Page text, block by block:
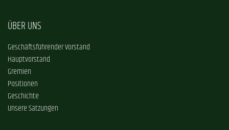
ÜBER UNS
Geschäftsführender Vorstand
Hauptvorstand
Gremien
Positionen
Geschichte
Unsere Satzungen